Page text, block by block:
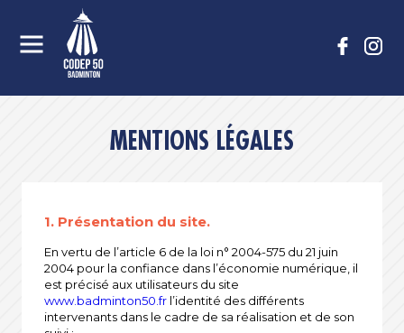
MENTIONS LÉGALES
1. Présentation du site.
En vertu de l’article 6 de la loi n° 2004-575 du 21 juin
2004 pour la confiance dans l’économie numérique, il
est précisé aux utilisateurs du site
www.badminton50.fr l’identité des différents
intervenants dans le cadre de sa réalisation et de son